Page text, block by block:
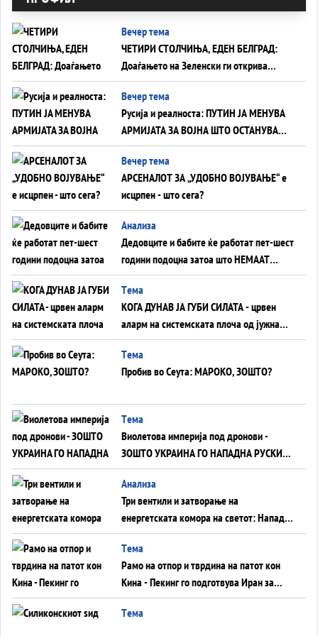
Вечер тема
ЧЕТИРИ СТОЛЧИЊА, ЕДЕН БЕЛГРАД:
Доаѓањето на Зеленски ги открива
тајните на политиката на балансирање
на Вучиќ
Вечер тема
Русија и реалноста: ПУТИН ЈА МЕНУВА
АРМИЈАТА ЗА ВОЈНА ШТО ОСТАНУВА
БЕЗ ФРОНТ
Вечер тема
АРСЕНАЛОТ ЗА „УДОБНО ВОЈУВАЊЕ“ е
исцрпен - што сега?
Анализа
Дедовците и бабите ќе работат пет-шест
години подоцна затоа што НЕМААТ
ВНУЦИ ДА ГИ ЗАМЕНАТ
Tема
КОГА ДУНАВ ЈА ГУБИ СИЛАТА - црвен
аларм на системската плоча од јужна
Германија до Црното Море...
Tема
Пробив во Сеута: МАРОКО, ЗОШТО?
Tема
Виолетова империја под дронови -
ЗОШТО УКРАИНА ГО НАПАДНА РУСКИОТ
WILDBERRIES
Aнализа
Три вентили и затворање на
енергетската комора на светот: Нападот
во Суец најавува глобален енергетски
инфаркт?
Tема
Рамо на отпор и тврдина на патот кон
Кина - Пекинг го подготвува Иран за
американска копнена инвазија
Tема